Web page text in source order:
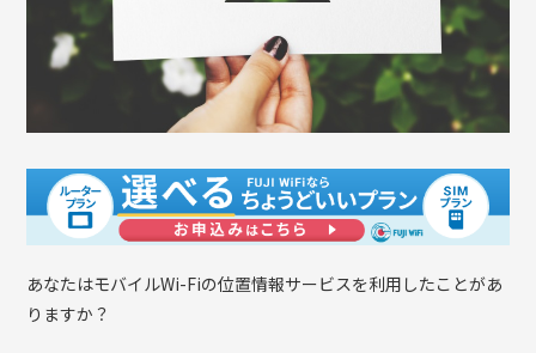
あなたはモバイルWi-Fiの位置情報サービスを利用したことがあ
りますか？